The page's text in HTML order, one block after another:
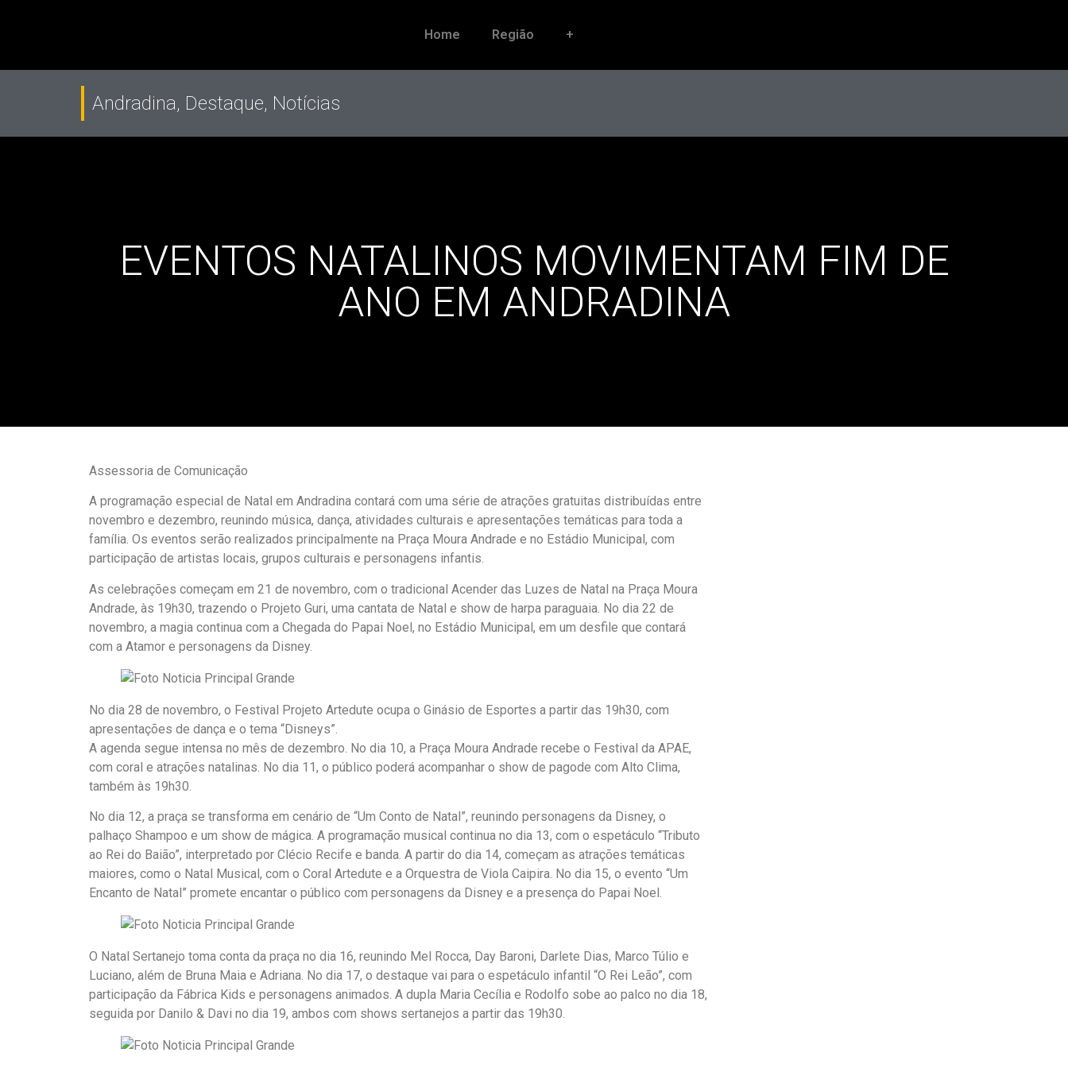
Home Região +
Andradina, Destaque, Notícias
EVENTOS NATALINOS MOVIMENTAM FIM DE
ANO EM ANDRADINA
Assessoria de Comunicação
A programação especial de Natal em Andradina contará com uma série de atrações gratuitas distribuídas entre
novembro e dezembro, reunindo música, dança, atividades culturais e apresentações temáticas para toda a
família. Os eventos serão realizados principalmente na Praça Moura Andrade e no Estádio Municipal, com
participação de artistas locais, grupos culturais e personagens infantis.
As celebrações começam em 21 de novembro, com o tradicional Acender das Luzes de Natal na Praça Moura
Andrade, às 19h30, trazendo o Projeto Guri, uma cantata de Natal e show de harpa paraguaia. No dia 22 de
novembro, a magia continua com a Chegada do Papai Noel, no Estádio Municipal, em um desfile que contará
com a Atamor e personagens da Disney.
No dia 28 de novembro, o Festival Projeto Artedute ocupa o Ginásio de Esportes a partir das 19h30, com
apresentações de dança e o tema “Disneys”.
A agenda segue intensa no mês de dezembro. No dia 10, a Praça Moura Andrade recebe o Festival da APAE,
com coral e atrações natalinas. No dia 11, o público poderá acompanhar o show de pagode com Alto Clima,
também às 19h30.
No dia 12, a praça se transforma em cenário de “Um Conto de Natal”, reunindo personagens da Disney, o
palhaço Shampoo e um show de mágica. A programação musical continua no dia 13, com o espetáculo “Tributo
ao Rei do Baião”, interpretado por Clécio Recife e banda. A partir do dia 14, começam as atrações temáticas
maiores, como o Natal Musical, com o Coral Artedute e a Orquestra de Viola Caipira. No dia 15, o evento “Um
Encanto de Natal” promete encantar o público com personagens da Disney e a presença do Papai Noel.
O Natal Sertanejo toma conta da praça no dia 16, reunindo Mel Rocca, Day Baroni, Darlete Dias, Marco Túlio e
Luciano, além de Bruna Maia e Adriana. No dia 17, o destaque vai para o espetáculo infantil “O Rei Leão”, com
participação da Fábrica Kids e personagens animados. A dupla Maria Cecília e Rodolfo sobe ao palco no dia 18,
seguida por Danilo & Davi no dia 19, ambos com shows sertanejos a partir das 19h30.